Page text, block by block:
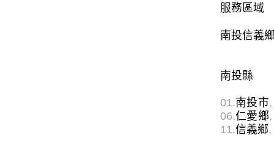
服務區域
南投信義
南投縣
01.南投市
06.仁愛鄉
11.信義鄉,